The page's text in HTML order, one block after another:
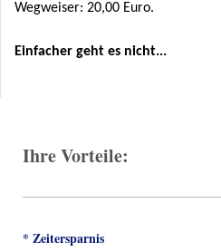
Wegweiser: 20,00 Euro.
Einfacher geht es nicht...
Ihre Vorteile:
* Zeitersparnis